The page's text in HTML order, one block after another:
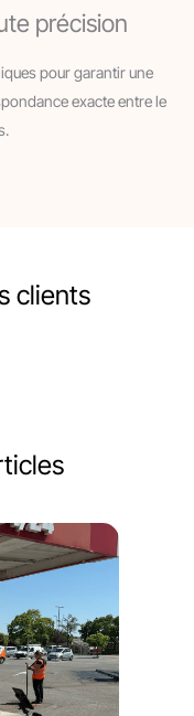
précision
pour garantir une
exacte entre le
clients